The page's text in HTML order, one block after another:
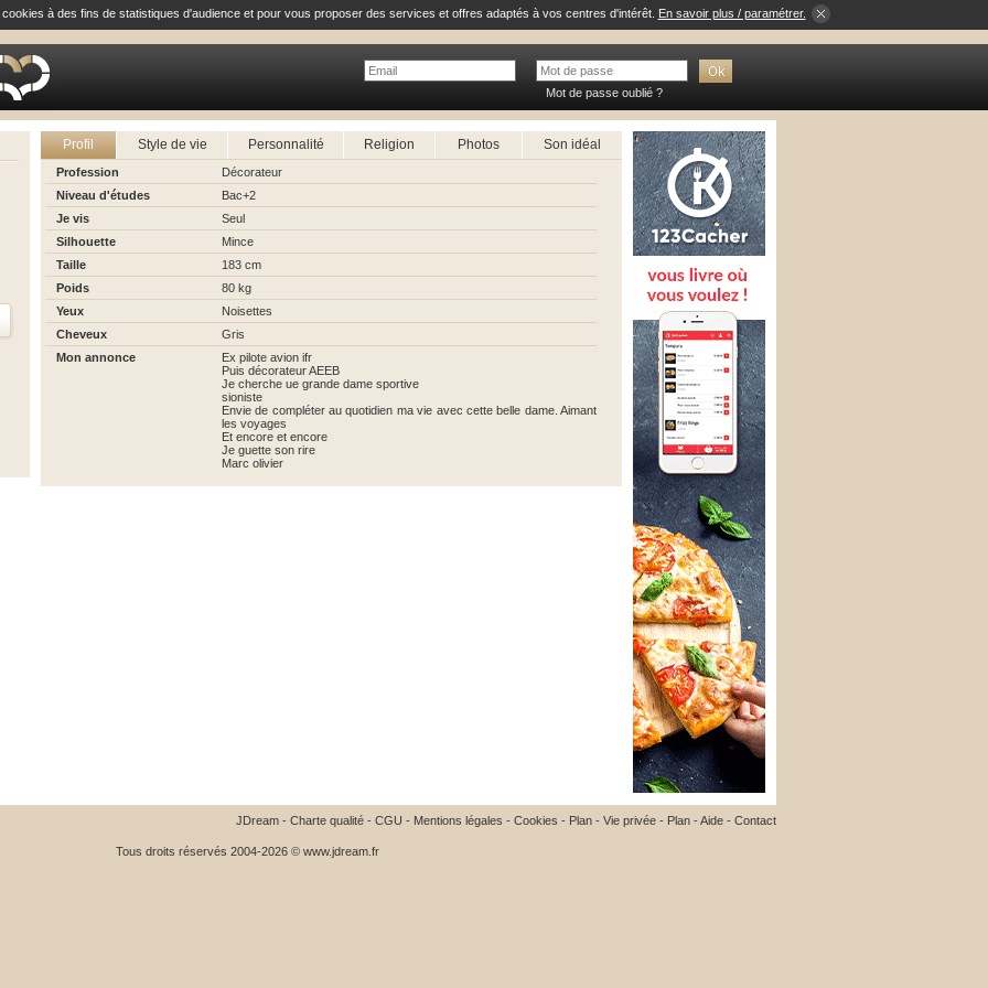
à des fins de statistiques d'audience et pour vous proposer des services et offres adaptés à vos centres d'intérêt. En savoir plus / paramétrer.
Mot de passe oublié ?
Profil Style de vie Personnalité Religion Photos Son idéal
Profession
Décorateur
Niveau d'études
Bac+2
Je vis
Seul
Silhouette
Mince
Taille
183 cm
Poids
80 kg
Yeux
Noisettes
Cheveux
Gris
Mon annonce
Ex pilote avion ifr
Puis décorateur AEEB
Je cherche ue grande dame sportive
sioniste
Envie de compléter au quotidien ma vie avec cette belle dame. Aimant
les voyages
Et encore et encore
Je guette son rire
Marc olivier
JDream - Charte qualité - CGU - Mentions légales - Cookies - Plan - Vie privée - Plan -Aide - Contact
Tous droits réservés 2004-2026 © www.jdream.fr